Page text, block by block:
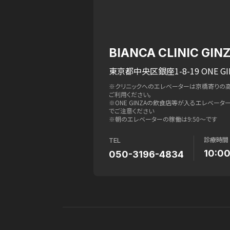
BIANCA CLINIC
東京都中央区銀座1-8-19 ONE
※クリニックへのエレベーターは京橋寄りの
ご利用ください。
※ONE GINZAの飲食店等が入るエレベータ
でご注意ください
※朝のエレベーターの稼働は9:50〜です
TEL
050-3196-4834
診療時間
10:00